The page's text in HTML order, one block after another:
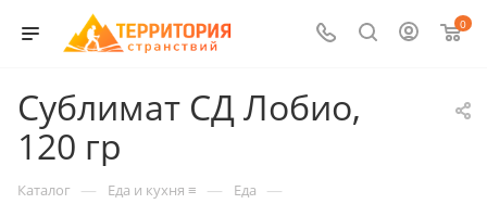
0
Сублимат СД Лобио,
120 гр
Каталог — Еда и кухня ≡ — Еда —